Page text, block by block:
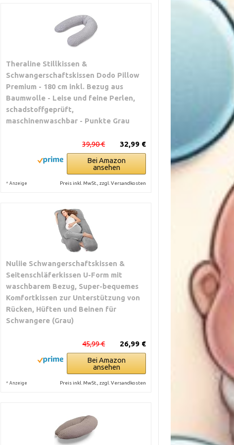
Theraline Stillkissen &
Schwangerschaftskissen Dodo Pillow
Premium - 180 cm inkl. Bezug aus
Baumwolle - Leise und feine Perlen,
schadstoffgeprüft,
maschinenwaschbar - Punkte Grau
32,99 €
39,90 €
Bei Amazon
ansehen
* Anzeige Preis inkl. MwSt., zzgl. Versandkosten
Nuliie Schwangerschaftskissen &
Seitenschläferkissen U-Form mit
waschbarem Bezug, Super-bequemes
Komfortkissen zur Unterstützung von
Rücken, Hüften und Beinen für
Schwangere (Grau)
26,99 €
45,99 €
Bei Amazon
ansehen
* Anzeige Preis inkl. MwSt., zzgl. Versandkosten